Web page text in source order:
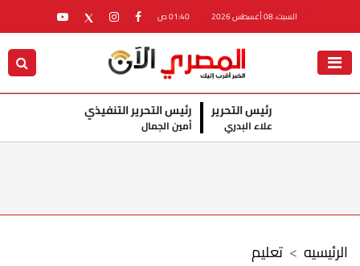
السبت، 08 أغسطس 2026
رئيس التحرير
علاء البدري
رئيس التحرير التنفيذي
أمين الجمال
تعليم الرئيسيه